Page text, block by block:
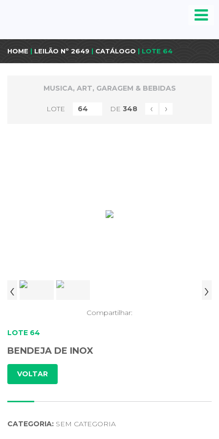
HOME | LEILÃO Nº 2649 | CATÁLOGO | LOTE 64
MUSICA, ART, GARAGEM & BEBIDAS
LOTE DE 348 ‹ ›
‹ ›
Compartilhar:
LOTE 64
BENDEJA DE INOX
VOLTAR
CATEGORIA: SEM CATEGORIA